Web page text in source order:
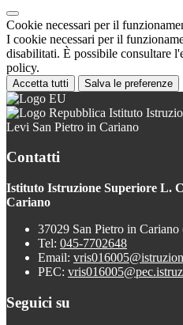
Cookie necessari per il
I cookie necessari per il
disabilitati. È possibile consultare
policy.
Accetta tutti Salva le preferenze
Istituto
Levi San Pietro in Cariano
Contatti
Istituto Istruzione Superiore L.
Cariano
37029 San Pietro in
Tel: 045-7702648
Email:
PEC:
Seguici su